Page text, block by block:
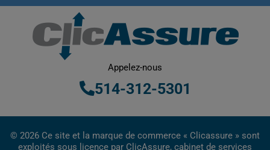
Appelez-nous
514-312-5301
© 2026 Ce site et la marque de commerce « Clicassure » sont
exploités sous licence par ClicAssure, cabinet de services